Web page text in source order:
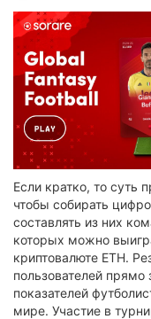
Если кратко, то суть
чтобы собирать
составлять из них
которых можно
криптовалюте ETH.
пользователей прямо
показателей
мире. Участие в